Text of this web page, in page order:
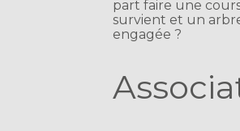
part faire une
survient et un
engagée ?